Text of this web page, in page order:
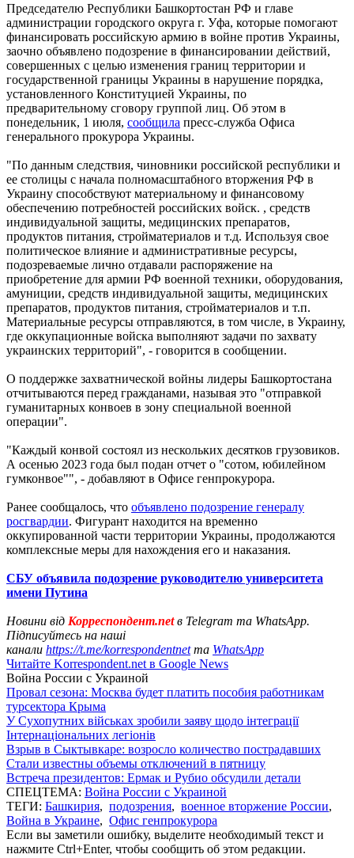
Председателю Республики Башкортостан РФ и главе
администрации городского округа г. Уфа, которые помогают
финансировать российскую армию в войне против Украины,
заочно объявлено подозрение в финансировании действий,
совершенных с целью изменения границ территории и
государственной границы Украины в нарушение порядка,
установленного Конституцией Украины, по
предварительному сговору группой лиц. Об этом в
понедельник, 1 июля, сообщила пресс-служба Офиса
генерального прокурора Украины.
"По данным следствия, чиновники российской республики и
ее столицы с начала полномасштабного вторжения РФ в
Украину способствуют материальному и финансовому
обеспечению потребностей российских войск. , средств
индивидуальной защиты, медицинских препаратов,
продуктов питания, стройматериалов и т.д. Используя свое
политическое влияние и административные ресурсы,
подозреваемые лично отдавали распоряжение на
приобретение для армии РФ военной техники, оборудования,
амуниции, средств индивидуальной защиты, медицинских
препаратов, продуктов питания, стройматериалов и т.п.
Материальные ресурсы отправляются, в том числе, в Украину,
где оккупационные войска выполняют задачи по захвату
украинских территорий", - говорится в сообщении.
О поддержке захватнической войны лидеры Башкортостана
отчитываются перед гражданами, называя это "отправкой
гуманитарных конвоев в зону специальной военной
операции".
"Каждый конвой состоял из нескольких десятков грузовиков.
А осенью 2023 года был подан отчет о "сотом, юбилейном
гумконвое"", - добавляют в Офисе генпрокурора.
Ранее сообщалось, что объявлено подозрение генералу
росгвардии. Фигурант находится на временно
оккупированной части территории Украины, продолжаются
комплексные меры для нахождения его и наказания.
СБУ объявила подозрение руководителю университета
имени Путина
Новини від Корреспондент.netв Telegram та WhatsApp.
Підписуйтесь на наші
канали https://t.me/korrespondentnetта WhatsApp
Читайте Korrespondent.net в Google News
Война России с Украиной
Провал сезона: Москва будет платить пособия работникам
турсектора Крыма
У Сухопутних військах зробили заяву щодо інтеграції
Інтернаціональних легіонів
Взрыв в Сыктывкаре: возросло количество пострадавших
Стали известны объемы отключений в пятницу
Встреча президентов: Ермак и Рубио обсудили детали
СПЕЦТЕМА: Война России с Украиной
ТЕГИ: Башкирия, подозрения, военное вторжение России,
Война в Украине, Офис генпрокурора
Если вы заметили ошибку, выделите необходимый текст и
нажмите Ctrl+Enter, чтобы сообщить об этом редакции.